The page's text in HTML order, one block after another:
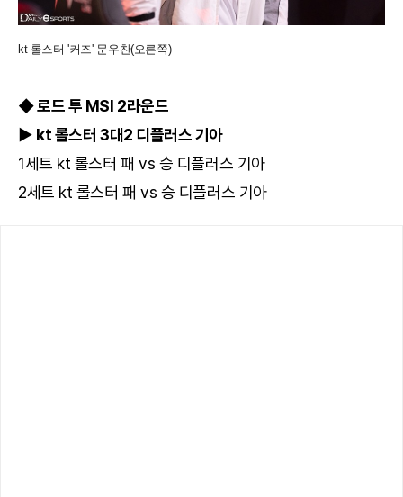
kt 롤스터 '커즈' 문우찬(오른쪽)
◆ 로드 투 MSI 2라운드
▶ kt 롤스터 3대2 디플러스 기아
1세트 kt 롤스터 패 vs 승 디플러스 기아
2세트 kt 롤스터 패 vs 승 디플러스 기아